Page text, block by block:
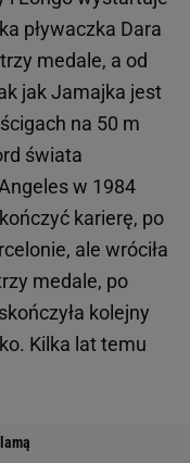
pływaczka Dara
medale, a od
jak Jamajka jest
na 50 m
świata
w 1984
karierę, po
ale wróciła
medale, po
kolejny
Kilka lat temu